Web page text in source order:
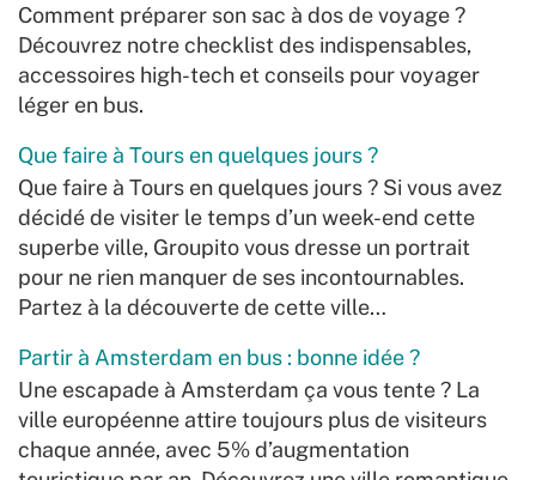
Comment préparer son sac à dos de voyage ?
Découvrez notre checklist des indispensables,
accessoires high-tech et conseils pour voyager
léger en bus.
Que faire à Tours en quelques jours ?
Que faire à Tours en quelques jours ? Si vous avez
décidé de visiter le temps d’un week-end cette
superbe ville, Groupito vous dresse un portrait
pour ne rien manquer de ses incontournables.
Partez à la découverte de cette ville…
Partir à Amsterdam en bus : bonne idée ?
Une escapade à Amsterdam ça vous tente ? La
ville européenne attire toujours plus de visiteurs
chaque année, avec 5% d’augmentation